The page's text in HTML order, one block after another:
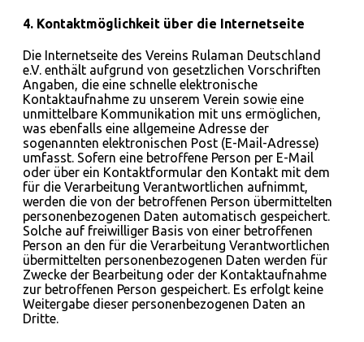
4. Kontaktmöglichkeit über die Internetseite
Die Internetseite des Vereins Rulaman Deutschland
e.V. enthält aufgrund von gesetzlichen Vorschriften
Angaben, die eine schnelle elektronische
Kontaktaufnahme zu unserem Verein sowie eine
unmittelbare Kommunikation mit uns ermöglichen,
was ebenfalls eine allgemeine Adresse der
sogenannten elektronischen Post (E-Mail-Adresse)
umfasst. Sofern eine betroffene Person per E-Mail
oder über ein Kontaktformular den Kontakt mit dem
für die Verarbeitung Verantwortlichen aufnimmt,
werden die von der betroffenen Person übermittelten
personenbezogenen Daten automatisch gespeichert.
Solche auf freiwilliger Basis von einer betroffenen
Person an den für die Verarbeitung Verantwortlichen
übermittelten personenbezogenen Daten werden für
Zwecke der Bearbeitung oder der Kontaktaufnahme
zur betroffenen Person gespeichert. Es erfolgt keine
Weitergabe dieser personenbezogenen Daten an
Dritte.